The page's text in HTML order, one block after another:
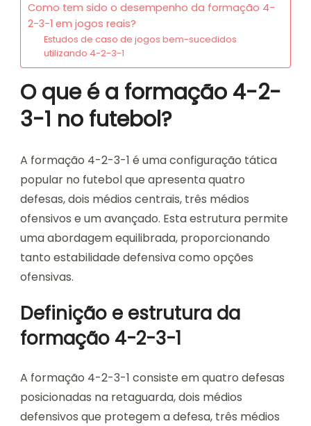
Como tem sido o desempenho da formação 4-
2-3-1 em jogos reais?
Estudos de caso de jogos bem-sucedidos
utilizando 4-2-3-1
O que é a formação 4-2-
3-1 no futebol?
A formação 4-2-3-1 é uma configuração tática
popular no futebol que apresenta quatro
defesas, dois médios centrais, três médios
ofensivos e um avançado. Esta estrutura permite
uma abordagem equilibrada, proporcionando
tanto estabilidade defensiva como opções
ofensivas.
Definição e estrutura da
formação 4-2-3-1
A formação 4-2-3-1 consiste em quatro defesas
posicionadas na retaguarda, dois médios
defensivos que protegem a defesa, três médios